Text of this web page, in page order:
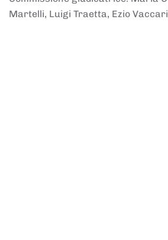
Martelli, Luigi Traetta, Ezio Vaccari